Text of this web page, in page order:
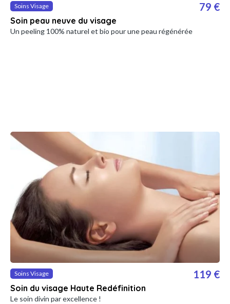
Soins Visage
Soin peau neuve du visage
79 €
Un peeling 100% naturel et bio pour une peau régénérée
Soins Visage
Soin du visage Haute Redéfinition
119 €
Le soin divin par excellence !